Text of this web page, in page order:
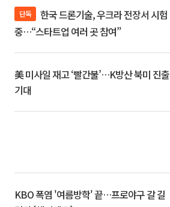
단독
중…“스타트업 여러 곳 참여”
美 미사일 재고 ‘빨간불’…K방산 북미 진출
기대
KBO 폭염 '여름방학' 끝…프로야구 갈 길